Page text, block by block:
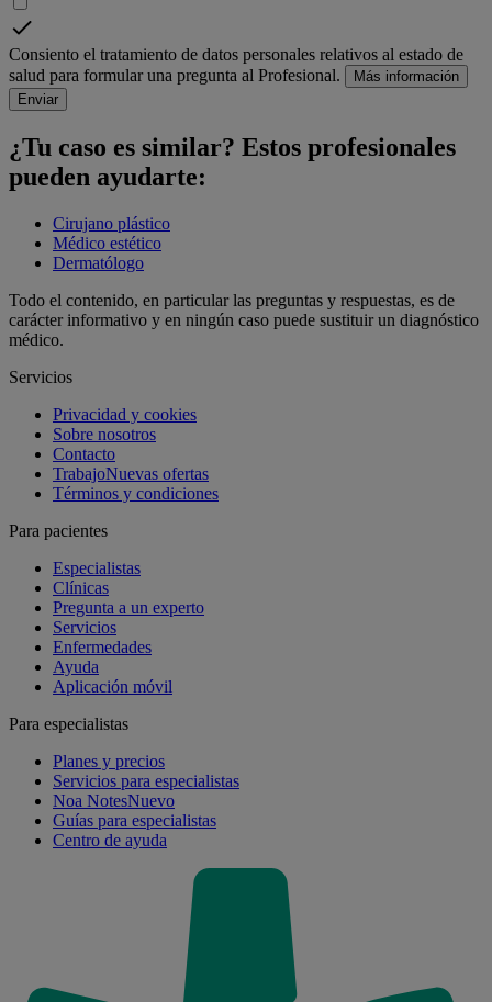
Consiento el tratamiento de datos personales relativos al estado de
salud para formular una pregunta al Profesional.
Más información
Enviar
¿Tu caso es similar? Estos profesionales
pueden ayudarte:
Cirujano plástico
Médico estético
Dermatólogo
Todo el contenido, en particular las preguntas y respuestas, es de
carácter informativo y en ningún caso puede sustituir un diagnóstico
médico.
Servicios
Privacidad y cookies
Sobre nosotros
Contacto
TrabajoNuevas ofertas
Términos y condiciones
Para pacientes
Especialistas
Clínicas
Pregunta a un experto
Servicios
Enfermedades
Ayuda
Aplicación móvil
Para especialistas
Planes y precios
Servicios para especialistas
Noa NotesNuevo
Guías para especialistas
Centro de ayuda